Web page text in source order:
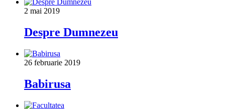
2 mai 2019
Despre Dumnezeu
26 februarie 2019
Babirusa